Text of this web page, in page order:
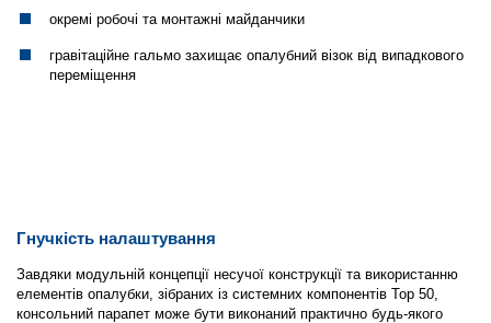
окремі робочі та монтажні майданчики
гравітаційне гальмо захищає опалубний візок від випадкового
переміщення
Гнучкість налаштування
Завдяки модульній концепції несучої конструкції та використанню
елементів опалубки, зібраних із системних компонентів Top 50,
консольний парапет може бути виконаний практично будь-якого